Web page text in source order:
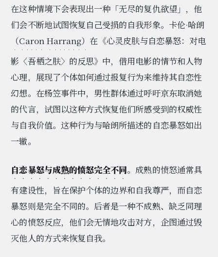
在这种情境下会表现出一种「无尽的复仇欲望」，他
们会不断地试图恢复自己受损的自我形象。卡伦·哈朗
（Caron Harrang） 在《心灵皮肤与自恋暴怒：对电
影〈吾栖之肤〉的反思》中，借用电影的情节和人物
心理，展现了个体如何通过报复行为来维持其自恋性
幻想。在杨笠事件中，男性群体通过呼吁京东取消她
的代言，试图以这种方式恢复他们所感受到的权威性
与自我价值。这种行为与哈朗所描述的自恋暴怒如出
一辙。
自恋暴怒与成熟的愤怒完全不同。成熟的愤怒通常具
有建设性，旨在保护个体的边界和自我尊严，而自恋
暴怒则是完全不同的。后者是一种不成熟、缺乏同理
心的愤怒反应，他们会无情地攻击对方，企图通过毁
灭他人的方式来恢复自我。